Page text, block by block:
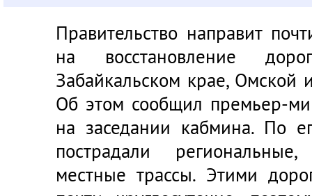
Правительство направит
на восстановление
Забайкальском крае, Омской
Об этом сообщил премьер-
на заседании кабмина. По
пострадали
местные трассы. Этими